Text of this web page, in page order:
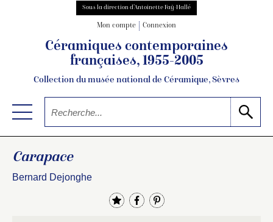
Sous la direction d’Antoinette Faÿ-Hallé
Mon compte Connexion
Céramiques contemporaines
françaises, 1955-2005
Collection du musée national de Céramique, Sèvres
Carapace
Bernard Dejonghe